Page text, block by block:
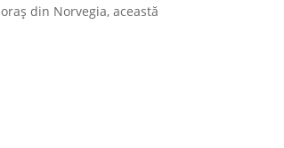
din Norvegia, această